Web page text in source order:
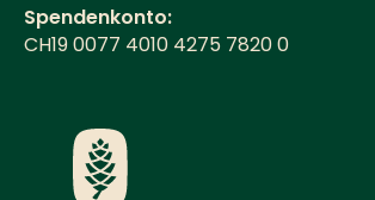
Spendenkonto:
CH19 0077 4010 4275 7820 0